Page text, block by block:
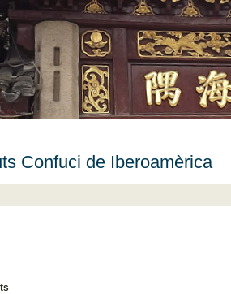
Confuci de Iberoamèrica